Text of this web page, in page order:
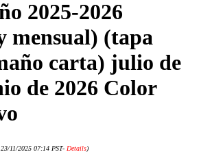
2025-2026
mensual) (tapa
carta) julio de
de 2026 Color
11/2025 07:14 PST- Details)